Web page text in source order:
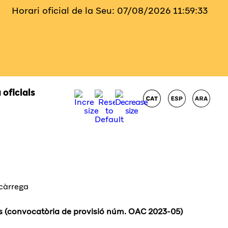
Horari oficial de la Seu: 07/08/2026 11:59:34
oficials
de provisió núm. OAC 2023-05)